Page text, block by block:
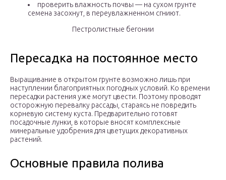
проверить влажность почвы — на сухом грунте
семена засохнут, в переувлажненном сгниют.
Пестролистные бегонии
Пересадка на постоянное место
Выращивание в открытом грунте возможно лишь при
наступлении благоприятных погодных условий. Ко времени
пересадки растения уже могут цвести. Поэтому проводят
осторожную перевалку рассады, стараясь не повредить
корневую систему куста. Предварительно готовят
посадочные лунки, в которые вносят комплексные
минеральные удобрения для цветущих декоративных
растений.
Основные правила полива